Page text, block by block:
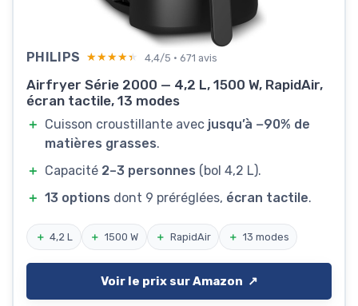
PHILIPS ★★★★★
★★★★★ 4,4/5 · 671 avis
Airfryer Série 2000 — 4,2 L, 1500 W, RapidAir,
écran tactile, 13 modes
＋ Cuisson croustillante avec jusqu’à −90% de
matières grasses.
＋ Capacité 2–3 personnes (bol 4,2 L).
＋ 13 options dont 9 préréglées, écran tactile.
＋ 4,2 L ＋ 1500 W ＋ RapidAir ＋ 13 modes
Voir le prix sur Amazon ↗️